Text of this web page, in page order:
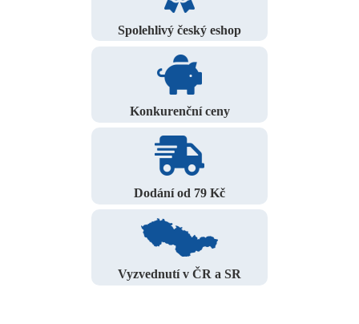
Spolehlivý český eshop
Konkurenční ceny
Dodání od 79 Kč
Vyzvednutí v ČR a SR